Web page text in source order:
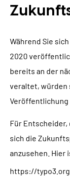
Während Sie
2020
bereits an der
veraltet, würden
Veröffentlichung
Für Entscheider,
sich die
anzusehen. Hier
https://